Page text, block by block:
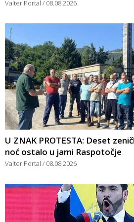
Valter Portal 08.08.2026
U ZNAK PROTESTA: Deset
noć ostalo u jami Raspotočje
Valter Portal 08.08.2026